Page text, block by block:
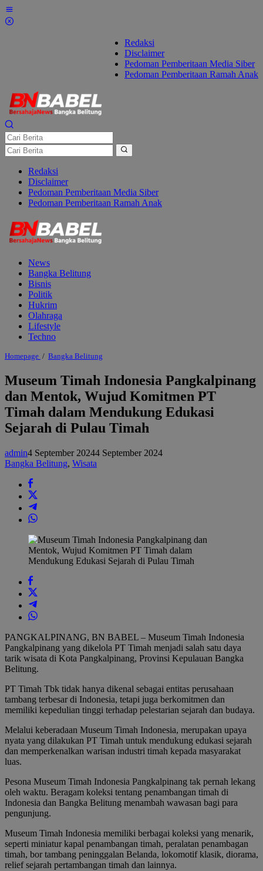
Lewati
ke
Redaksi
Disclaimer
Pedoman Pemberitaan Media Siber
Pedoman Pemberitaan Ramah Anak
Redaksi
Disclaimer
Pedoman Pemberitaan Media Siber
Pedoman Pemberitaan Ramah Anak
News
Bangka Belitung
Bisnis
Politik
Hukrim
Olahraga
Lifestyle
Techno
Homepage / Bangka Belitung
Indonesia
Pangkalpinang
dan
Mentok,
Wujud
Komitmen
PT
dalam
Mendukung
Museum Timah Indonesia Pangkalpinang
dan Mentok, Wujud Komitmen PT
Timah dalam Mendukung Edukasi
Sejarah di Pulau Timah
admin4 September 20244 September 2024
Bangka Belitung, Wisata
PANGKALPINANG, BN BABEL – Museum Timah Indonesia
Pangkalpinang yang dikelola PT Timah menjadi salah satu daya
tarik wisata di Kota Pangkalpinang, Provinsi Kepulauan Bangka
Belitung.
PT Timah Tbk tidak hanya dikenal sebagai entitas perusahaan
tambang terbesar di Indonesia, tetapi juga berkomitmen dan
memiliki kepedulian tinggi terhadap pelestarian sejarah dan budaya.
Melalui keberadaan Museum Timah Indonesia, merupakan upaya
nyata yang dilakukan PT Timah untuk mendukung edukasi sejarah
dan memperkenalkan warisan industri timah kepada masyarakat
luas.
Pesona Museum Timah Indonesia Pangkalpinang tak pernah lekang
oleh waktu. Beragam koleksi tentang penambangan timah di
Indonesia dan Bangka Belitung menambah wawasan bagi para
pengunjung.
Museum Timah Indonesia memiliki berbagai koleksi yang menarik,
seperti miniatur kapal penambangan timah, peralatan penambagan
timah, bor tambang peninggalan Belanda, lokomotif klasik, diorama,
relief sejarah pertambangan timah dan lainnya.